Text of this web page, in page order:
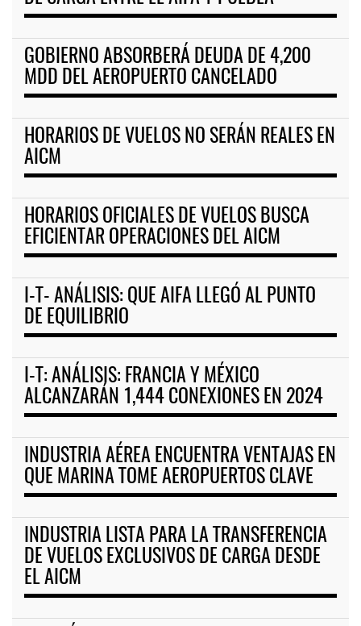
GOBIERNO ABSORBERÁ DEUDA DE 4,200
MDD DEL AEROPUERTO CANCELADO
HORARIOS DE VUELOS NO SERÁN REALES EN
AICM
HORARIOS OFICIALES DE VUELOS BUSCA
EFICIENTAR OPERACIONES DEL AICM
I-T- ANÁLISIS: QUE AIFA LLEGÓ AL PUNTO
DE EQUILIBRIO
I-T: ANÁLISIS: FRANCIA Y MÉXICO
ALCANZARÁN 1,444 CONEXIONES EN 2024
INDUSTRIA AÉREA ENCUENTRA VENTAJAS EN
QUE MARINA TOME AEROPUERTOS CLAVE
INDUSTRIA LISTA PARA LA TRANSFERENCIA
DE VUELOS EXCLUSIVOS DE CARGA DESDE
EL AICM